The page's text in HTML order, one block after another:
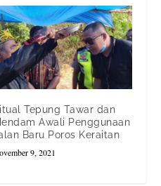
Tepung Tawar dan
Awali Penggunaan
Baru Poros Keraitan
9, 2021